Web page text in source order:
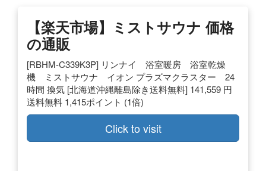
【楽天市場】ミストサウナ 価格
の通販
[RBHM-C339K3P] リンナイ 浴室暖房 浴室乾燥
機 ミストサウナ イオン プラズマクラスター 24
時間 換気 [北海道沖縄離島除き送料無料] 141,559 円
送料無料 1,415ポイント (1倍)
Click to visit